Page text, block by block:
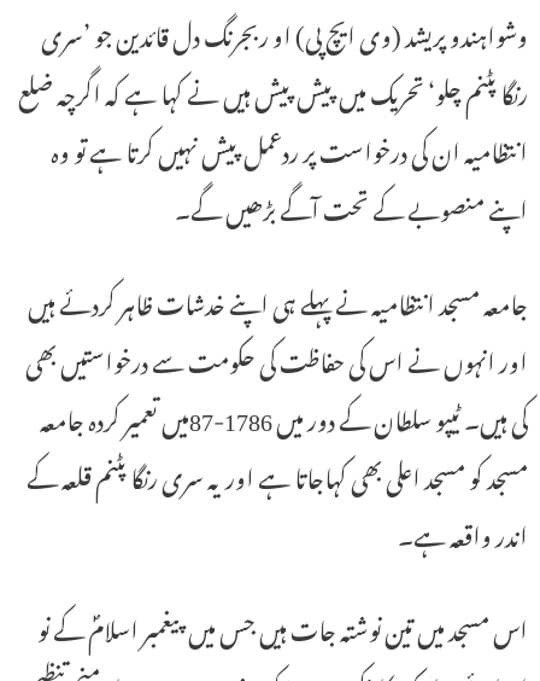
وشواہندو پریشد (وی ایچ پی) او ربجرنگ دل قائدین جو ’سری
رنگا پٹنم چلو‘ تحریک میں پیش پیش ہیں نے کہا ہے کہ اگرچہ ضلع
انتظامیہ ان کی درخواست پر ردعمل پیش نہیں کرتا ہے تو وہ
اپنے منصوبے کے تحت آگے بڑھیں گے۔
جامعہ مسجد انتظامیہ نے پہلے ہی اپنے خدشات ظاہر کردئے ہیں
اور انہوں نے اس کی حفاظت کی حکومت سے درخواستیں بھی
کی ہیں۔ ٹیپو سلطان کے دور میں 1786-87میں تعمیر کردہ جامعہ
مسجد کو مسجد اعلی بھی کہاجاتا ہے اور یہ سری رنگا پٹنم قلعہ کے
اندر واقعہ ہے۔
اس مسجد میں تین نوشتہ جات ہیں جس میں پیغمبر اسلامؐ کے نو